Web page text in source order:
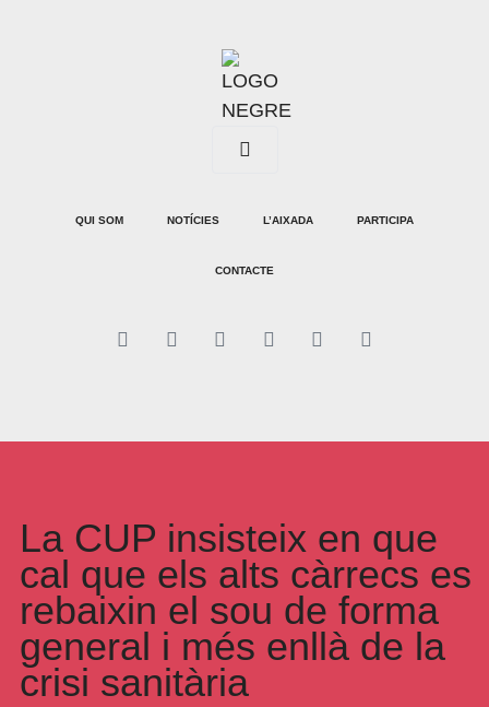
QUI SOM NOTÍCIES L’AIXADA PARTICIPA
CONTACTE
La CUP insisteix en que
cal que els alts càrrecs es
rebaixin el sou de forma
general i més enllà de la
crisi sanitària